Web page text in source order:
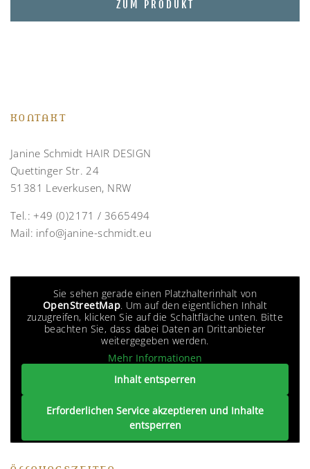
ZUM PRODUKT
KONTAKT
Janine Schmidt HAIR DESIGN
Quettinger Str. 24
51381 Leverkusen, NRW
Tel.:+49 (0)2171 / 3665494
Mail: info@janine-schmidt.eu
Sie sehen gerade einen Platzhalterinhalt von
OpenStreetMap. Um auf den eigentlichen Inhalt
zuzugreifen, klicken Sie auf die Schaltfläche unten. Bitte
beachten Sie, dass dabei Daten an Drittanbieter
weitergegeben werden.
Mehr Informationen
Inhalt entsperren
Erforderlichen Service akzeptieren und Inhalte
entsperren